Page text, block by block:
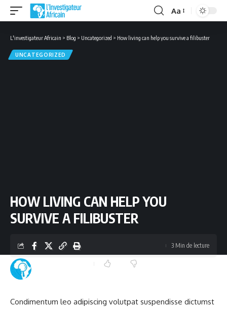
Font
Aa
L'investigateur Africain > Blog > Uncategorized > How living can help you survive a filibuster
UNCATEGORIZED
HOW LIVING CAN HELP YOU
SURVIVE A FILIBUSTER
Dernière mise à jour : août 2, 2020 12:00 am
L'investigateur Africain
3 Min de lecture
Condimentum leo adipiscing volutpat suspendisse dictumst